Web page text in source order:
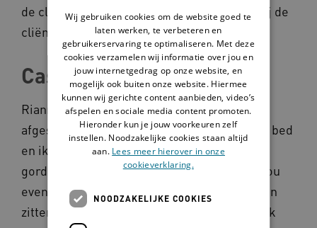
de cliënt toekomt. Regie en zeggenschap bij de
cliënt, maatwerk voor iedereen.
Casus
Rianne: 'Bij mijn tweede cliënt kom ik zoals
afgesproken rond 10:30 uur. Hij komt net uit bed
en ik laat hem rustig wakker worden. De
gordijnen zijn dicht. Ik zeg niet “zal ik voor jou
even de gordijnen open doen?”. Ik ga gewoon
zitten en haak in op wat hij zegt, meer hoef ik
Wij gebruiken cookies om de website goed te
laten werken, te verbeteren en
gebruikerservaring te optimaliseren. Met deze
cookies verzamelen wij informatie over jou en
jouw internetgedrag op onze website, en
mogelijk ook buiten onze website. Hiermee
kunnen wij gerichte content aanbieden, video’s
afspelen en sociale media content promoten.
Hieronder kun je jouw voorkeuren zelf
instellen. Noodzakelijke cookies staan altijd
aan. Lees meer hierover in onze
cookieverklaring.
NOODZAKELIJKE COOKIES